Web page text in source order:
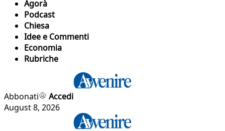
Agorà
Podcast
Chiesa
Idee e Commenti
Economia
Rubriche
Abbonati
Accedi
August 8, 2026